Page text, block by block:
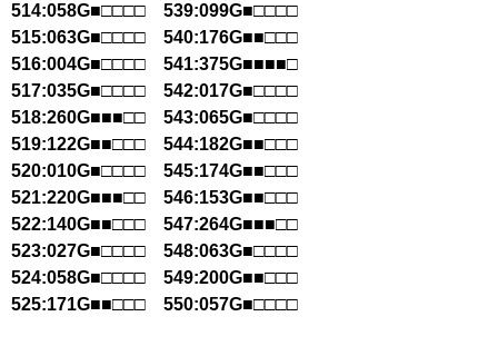
514:058G■□□□□ 539:099G■□□□□
515:063G■□□□□ 540:176G■■□□□
516:004G■□□□□ 541:375G■■■■□
517:035G■□□□□ 542:017G■□□□□
518:260G■■■□□ 543:065G■□□□□
519:122G■■□□□ 544:182G■■□□□
520:010G■□□□□ 545:174G■■□□□
521:220G■■■□□ 546:153G■■□□□
522:140G■■□□□ 547:264G■■■□□
523:027G■□□□□ 548:063G■□□□□
524:058G■□□□□ 549:200G■■□□□
525:171G■■□□□ 550:057G■□□□□